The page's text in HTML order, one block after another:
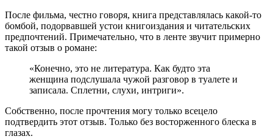
После фильма, честно говоря, книга представлялась какой-то
бомбой, подорвавшей устои книгоиздания и читательских
предпочтений. Примечательно, что в ленте звучит примерно
такой отзыв о романе:
«Конечно, это не литература. Как будто эта
женщина подслушала чужой разговор в туалете и
записала. Сплетни, слухи, интриги».
Собственно, после прочтения могу только всецело
подтвердить этот отзыв. Только без восторженного блеска в
глазах.